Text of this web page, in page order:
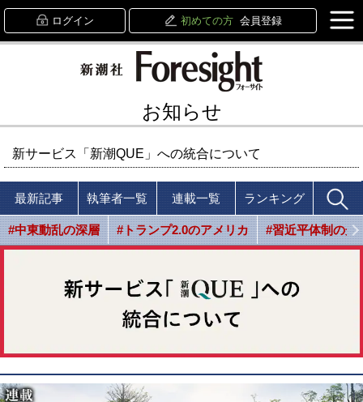
ログイン 初めての方 会員登録
お知らせ
新サービス「新潮QUE」への統合について
最新記事 執筆者一覧 連載一覧 ランキング
#中東動乱の深層 #トランプ2.0のアメリカ #習近平体制の光